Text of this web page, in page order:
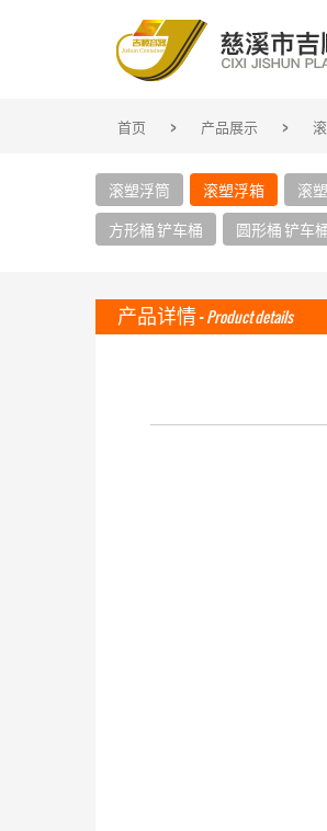
首页 > 产品展示 >
滚塑浮筒 滚塑浮箱 滚
方形桶 铲车桶
圆形桶 铲车
产品详情 -Product details